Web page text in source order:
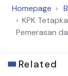
Homepage
KPK
Pemerasan
Related